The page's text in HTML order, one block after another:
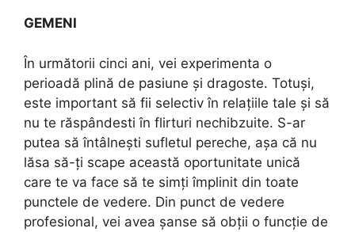
GEMENI
În următorii cinci ani, vei experimenta o
perioadă plină de pasiune și dragoste. Totuși,
este important să fii selectiv în relațiile tale și să
nu te răspândesti în flirturi nechibzuite. S-ar
putea să întâlnești sufletul pereche, așa că nu
lăsa să-ți scape această oportunitate unică
care te va face să te simți împlinit din toate
punctele de vedere. Din punct de vedere
profesional, vei avea șanse să obții o funcție de